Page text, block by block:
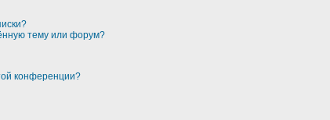
тему или форум?
конференции?